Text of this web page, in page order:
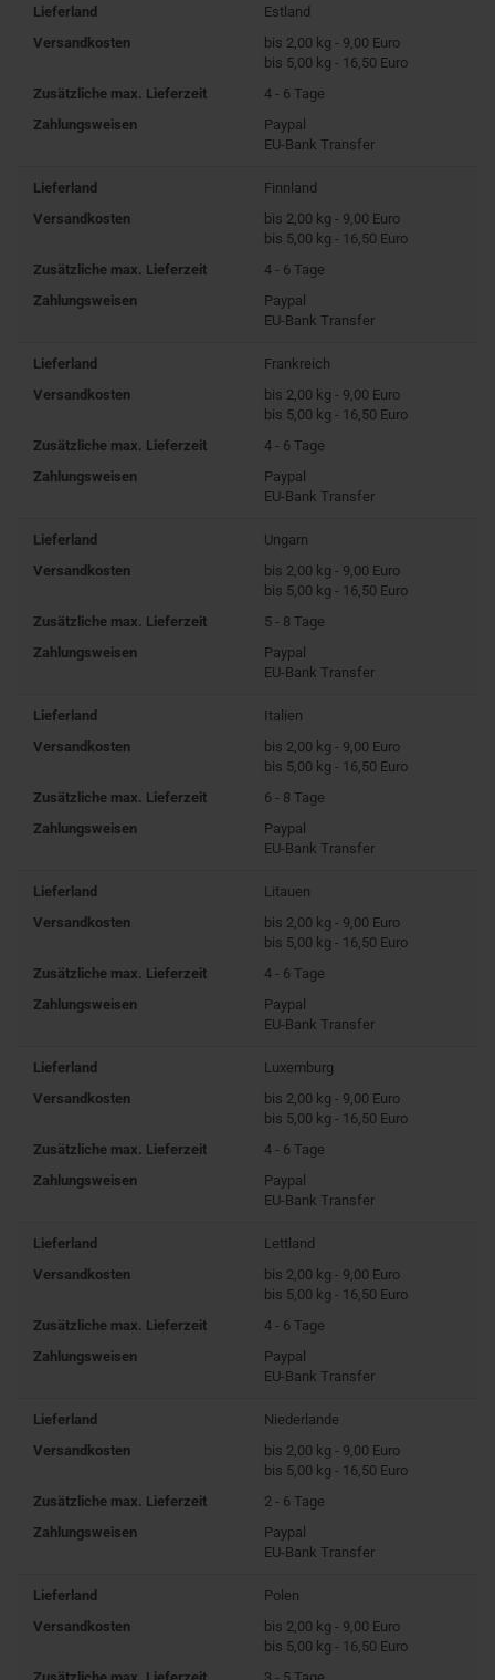
Lieferland
Estland
Versandkosten
bis 2,00 kg - 9,00 Euro
bis 5,00 kg - 16,50 Euro
Zusätzliche max. Lieferzeit
4 - 6 Tage
Zahlungsweisen
Paypal
EU-Bank Transfer
Lieferland
Finnland
Versandkosten
bis 2,00 kg - 9,00 Euro
bis 5,00 kg - 16,50 Euro
Zusätzliche max. Lieferzeit
4 - 6 Tage
Zahlungsweisen
Paypal
EU-Bank Transfer
Lieferland
Frankreich
Versandkosten
bis 2,00 kg - 9,00 Euro
bis 5,00 kg - 16,50 Euro
Zusätzliche max. Lieferzeit
4 - 6 Tage
Zahlungsweisen
Paypal
EU-Bank Transfer
Lieferland
Ungarn
Versandkosten
bis 2,00 kg - 9,00 Euro
bis 5,00 kg - 16,50 Euro
Zusätzliche max. Lieferzeit
5 - 8 Tage
Zahlungsweisen
Paypal
EU-Bank Transfer
Lieferland
Italien
Versandkosten
bis 2,00 kg - 9,00 Euro
bis 5,00 kg - 16,50 Euro
Zusätzliche max. Lieferzeit
6 - 8 Tage
Zahlungsweisen
Paypal
EU-Bank Transfer
Lieferland
Litauen
Versandkosten
bis 2,00 kg - 9,00 Euro
bis 5,00 kg - 16,50 Euro
Zusätzliche max. Lieferzeit
4 - 6 Tage
Zahlungsweisen
Paypal
EU-Bank Transfer
Lieferland
Luxemburg
Versandkosten
bis 2,00 kg - 9,00 Euro
bis 5,00 kg - 16,50 Euro
Zusätzliche max. Lieferzeit
4 - 6 Tage
Zahlungsweisen
Paypal
EU-Bank Transfer
Lieferland
Lettland
Versandkosten
bis 2,00 kg - 9,00 Euro
bis 5,00 kg - 16,50 Euro
Zusätzliche max. Lieferzeit
4 - 6 Tage
Zahlungsweisen
Paypal
EU-Bank Transfer
Lieferland
Niederlande
Versandkosten
bis 2,00 kg - 9,00 Euro
bis 5,00 kg - 16,50 Euro
Zusätzliche max. Lieferzeit
2 - 6 Tage
Zahlungsweisen
Paypal
EU-Bank Transfer
Lieferland
Polen
Versandkosten
bis 2,00 kg - 9,00 Euro
bis 5,00 kg - 16,50 Euro